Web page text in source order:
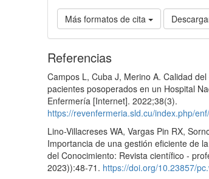
Más formatos de cita
Referencias
Campos L, Cuba J, Merino A. Calidad
pacientes posoperados en un Hospital
Enfermería [Internet]. 2022;38(3).
https://revenfermeria.sld.cu/index.php/
Lino-Villacreses WA, Vargas Pin RX,
Importancia de una gestión eficiente de
del Conocimiento: Revista científico -
2023)):48-71. https://doi.org/10.23857/